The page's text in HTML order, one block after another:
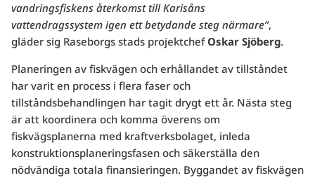
vandringsfiskens återkomst till Karisåns
vattendragssystem igen ett betydande steg närmare”,
gläder sig Raseborgs stads projektchefOskar Sjöberg.
Planeringen av fiskvägen och erhållandet av tillståndet
har varit en process i flera faser och
tillståndsbehandlingen har tagit drygt ett år. Nästa steg
är att koordinera och komma överens om
fiskvägsplanerna med kraftverksbolaget, inleda
konstruktionsplaneringsfasen och säkerställa den
nödvändiga totala finansieringen. Byggandet av fiskvägen